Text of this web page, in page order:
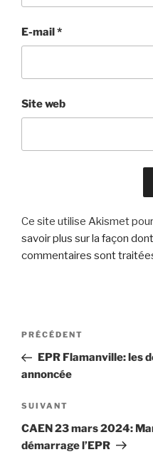
E-mail*
Site web
Ce site utilise Akismet
savoir plus sur la façon
commentaires sont
Navigation
l’article
Article
précédent
PRÉCÉDENT
EPR Flamanville: les
annoncée
Article
suivant
SUIVANT
CAEN 23 mars 2024:
démarrage l’EPR